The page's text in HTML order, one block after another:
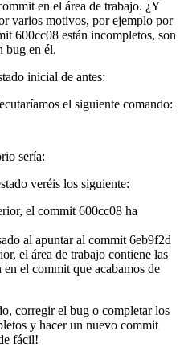
en el área de trabajo. ¿Y
varios motivos, por ejemplo por
600cc08 están incompletos, son
bug en él.
inicial de antes:
el siguiente comando:
sería:
veréis los siguiente:
el commit 600cc08 ha
al apuntar al commit 6eb9f2d
el área de trabajo contiene las
el commit que acabamos de
corregir el bug o completar los
y hacer un nuevo commit
fácil!